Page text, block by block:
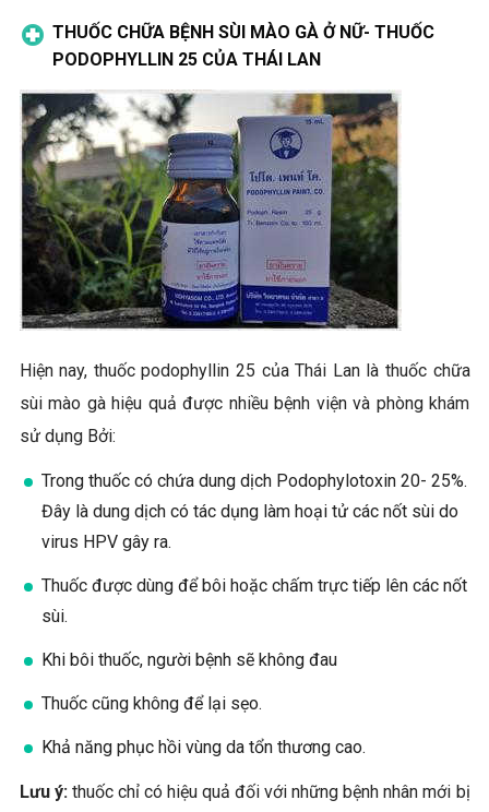
THUỐC CHỮA BỆNH SÙI MÀO GÀ Ở NỮ- THUỐC
PODOPHYLLIN 25 CỦA THÁI LAN
Hiện nay, thuốc podophyllin 25 của Thái Lan là thuốc chữa
sùi mào gà hiệu quả được nhiều bệnh viện và phòng khám
sử dụng Bởi:
Trong thuốc có chứa dung dịch Podophylotoxin 20- 25%.
Đây là dung dịch có tác dụng làm hoại tử các nốt sùi do
virus HPV gây ra.
Thuốc được dùng để bôi hoặc chấm trực tiếp lên các nốt
sùi.
Khi bôi thuốc, người bệnh sẽ không đau
Thuốc cũng không để lại sẹo.
Khả năng phục hồi vùng da tổn thương cao.
Lưu ý:thuốc chỉ có hiệu quả đối với những bệnh nhân mới bị